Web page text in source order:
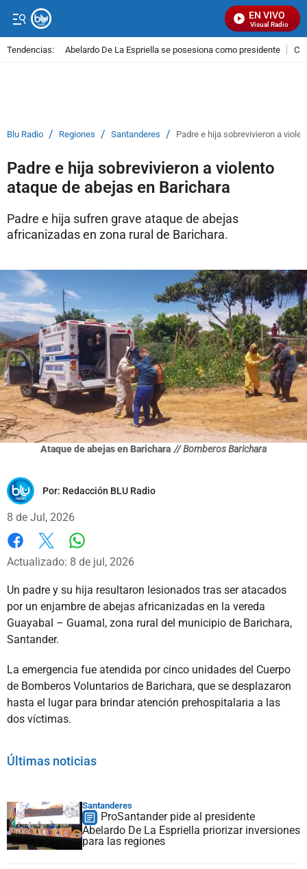
EN VIVO
Señal Visual Radio
Tendencias: Abelardo De La Espriella se posesiona como presidente
Blu Radio / Regiones / Santanderes / Padre e hija sobrevivieron a
Padre e hija sobrevivieron a violento
ataque de abejas en Barichara
Padre e hija sufren grave ataque de abejas
africanizadas en zona rural de Barichara.
Ataque de abejas en Barichara // Bomberos Barichara
Por: Redacción BLU Radio
8 de Jul, 2026
Facebook
X
Actualizado: 8 de jul, 2026
Un padre y su hija resultaron lesionados tras ser atacados
por un enjambre de abejas africanizadas en la vereda
Guayabal – Guamal, zona rural del municipio de Barichara,
Santander.
La emergencia fue atendida por cinco unidades del Cuerpo
de Bomberos Voluntarios de Barichara, que se desplazaron
hasta el lugar para brindar atención prehospitalaria a las
dos víctimas.
Últimas noticias
Santanderes
ProSantander pide al presidente
Abelardo De La Espriella priorizar inversiones
para las regiones